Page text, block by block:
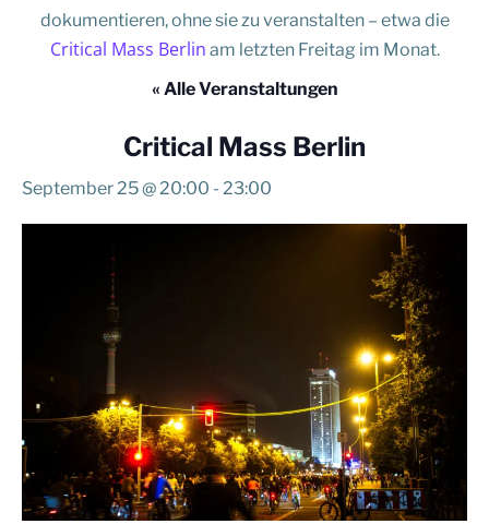
dokumentieren, ohne sie zu veranstalten – etwa die
Critical Mass Berlin am letzten Freitag im Monat.
« Alle Veranstaltungen
Critical Mass Berlin
September 25 @ 20:00 - 23:00